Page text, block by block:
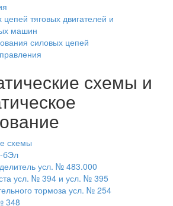
тяговых двигателей и
машин
силовых цепей
схемы и
схемы
бЭл
усл. № 483.000
усл. № 394 и усл. № 395
тормоза усл. № 254
348